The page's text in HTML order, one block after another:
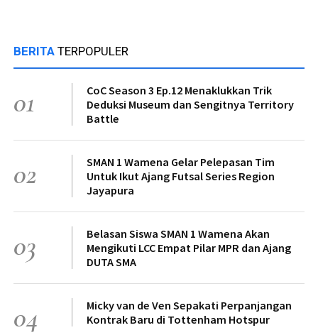
BERITA TERPOPULER
01
CoC Season 3 Ep.12 Menaklukkan Trik
Deduksi Museum dan Sengitnya Territory
Battle
02
SMAN 1 Wamena Gelar Pelepasan Tim
Untuk Ikut Ajang Futsal Series Region
Jayapura
03
Belasan Siswa SMAN 1 Wamena Akan
Mengikuti LCC Empat Pilar MPR dan Ajang
DUTA SMA
04
Micky van de Ven Sepakati Perpanjangan
Kontrak Baru di Tottenham Hotspur